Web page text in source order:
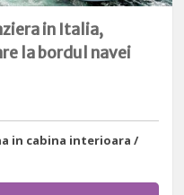
in Italia,
la bordul navei
in cabina interioara /